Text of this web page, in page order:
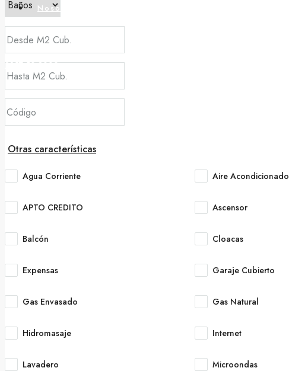
Nosotros
2257 50-2000
Otras características
Agua Corriente Aire Acondicionado
APTO CREDITO Ascensor
Balcón Cloacas
Expensas Garaje Cubierto
Gas Envasado Gas Natural
Hidromasaje Internet
Lavadero Microondas